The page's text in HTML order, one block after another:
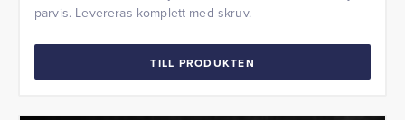
parvis. Levereras komplett med skruv.
TILL PRODUKTEN